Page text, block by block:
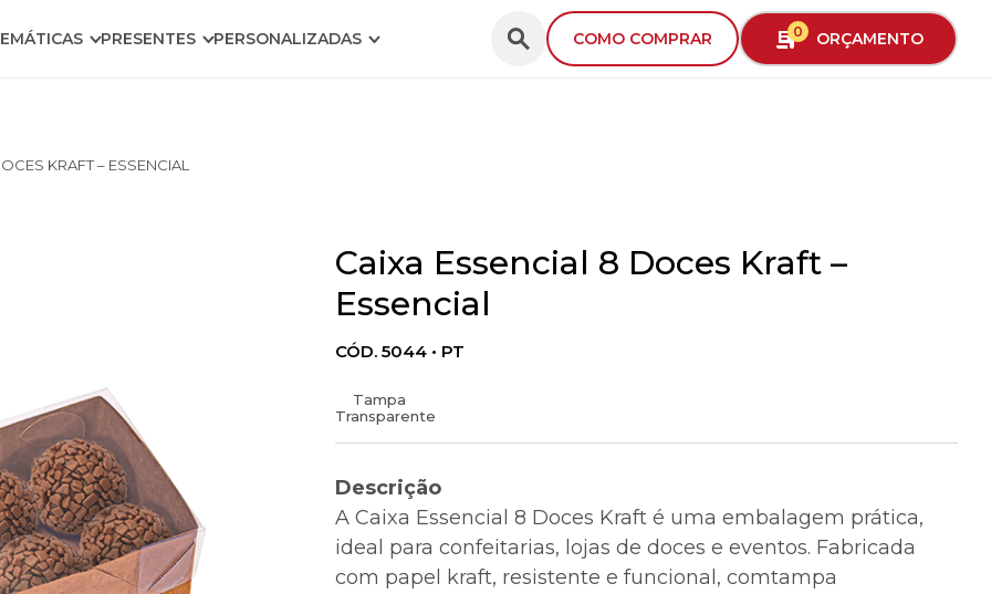
PRESENTES PERSONALIZADAS COMO COMPRAR 0 ORÇAMENTO
KRAFT – ESSENCIAL
Caixa Essencial 8 Doces Kraft –
Essencial
CÓD. 5044 • PT
Tampa
Transparente
Descrição
A Caixa Essencial 8 Doces Kraft é uma embalagem prática,
ideal para confeitarias, lojas de doces e eventos. Fabricada
com papel kraft, resistente e funcional, comtampa